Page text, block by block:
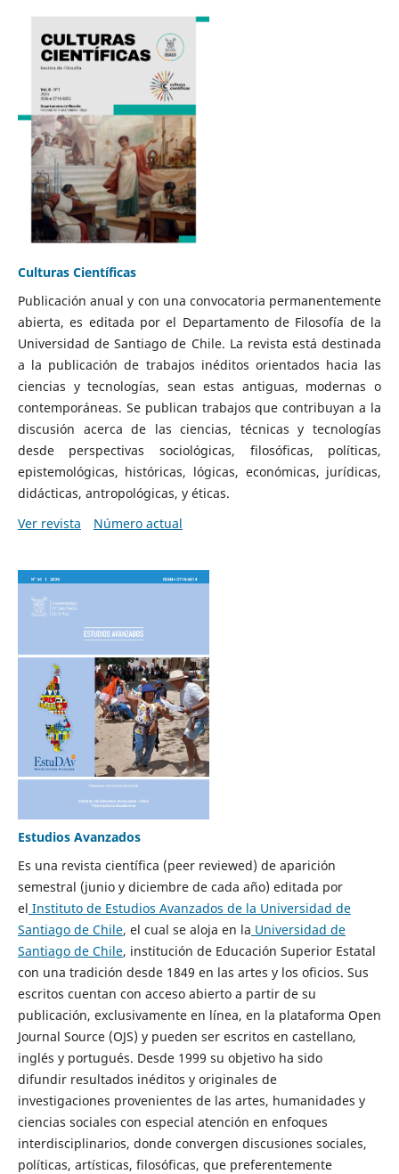
Culturas Científicas
Publicación anual y con una convocatoria permanentemente
abierta, es editada por el Departamento de Filosofía de la
Universidad de Santiago de Chile. La revista está destinada
a la publicación de trabajos inéditos orientados hacia las
ciencias y tecnologías, sean estas antiguas, modernas o
contemporáneas. Se publican trabajos que contribuyan a la
discusión acerca de las ciencias, técnicas y tecnologías
desde perspectivas sociológicas, filosóficas, políticas,
epistemológicas, históricas, lógicas, económicas, jurídicas,
didácticas, antropológicas, y éticas.
Ver revista
Número actual
Estudios Avanzados
Es una revista científica (peer reviewed) de aparición
semestral (junio y diciembre de cada año) editada por
el Instituto de Estudios Avanzados de la Universidad de
Santiago de Chile, el cual se aloja en la Universidad de
Santiago de Chile, institución de Educación Superior Estatal
con una tradición desde 1849 en las artes y los oficios. Sus
escritos cuentan con acceso abierto a partir de su
publicación, exclusivamente en línea, en la plataforma Open
Journal Source (OJS) y pueden ser escritos en castellano,
inglés y portugués. Desde 1999 su objetivo ha sido
difundir resultados inéditos y originales de
investigaciones provenientes de las artes, humanidades y
ciencias sociales con especial atención en enfoques
interdisciplinarios, donde convergen discusiones sociales,
políticas, artísticas, filosóficas, que preferentemente